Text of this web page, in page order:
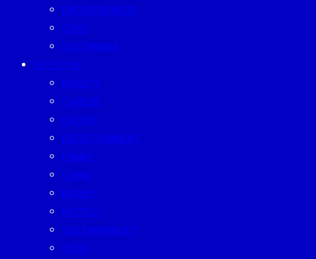
ENTREPRENEUR
GURU
SUSTAINISM
LIFESTYLE
BEAUTY
CAREER
EATERY
ENTERTAINMENT
FAMILY
LIVING
MONEY
MUTELU
SUSTAINABILITY
TECH